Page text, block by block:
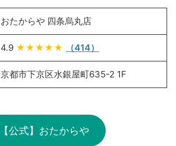
おたからや 四条烏丸店
4.9 ★★★★★ （414）
京都市下京区水銀屋町635-2 1F
【公式】おたからや